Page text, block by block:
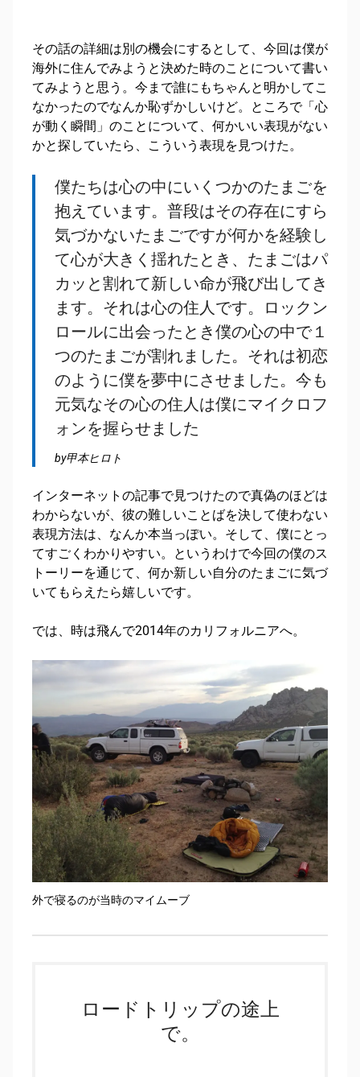
その話の詳細は別の機会にするとして、今回は僕が
海外に住んでみようと決めた時のことについて書い
てみようと思う。今まで誰にもちゃんと明かしてこ
なかったのでなんか恥ずかしいけど。ところで「心
が動く瞬間」のことについて、何かいい表現がない
かと探していたら、こういう表現を見つけた。
僕たちは心の中にいくつかのたまごを
抱えています。普段はその存在にすら
気づかないたまごですが何かを経験し
て心が大きく揺れたとき、たまごはパ
カッと割れて新しい命が飛び出してき
ます。それは心の住人です。ロックン
ロールに出会ったとき僕の心の中で１
つのたまごが割れました。それは初恋
のように僕を夢中にさせました。今も
元気なその心の住人は僕にマイクロフ
ォンを握らせました
by甲本ヒロト
インターネットの記事で見つけたので真偽のほどは
わからないが、彼の難しいことばを決して使わない
表現方法は、なんか本当っぽい。そして、僕にとっ
てすごくわかりやすい。というわけで今回の僕のス
トーリーを通じて、何か新しい自分のたまごに気づ
いてもらえたら嬉しいです。
では、時は飛んで2014年のカリフォルニアへ。
外で寝るのが当時のマイムーブ
ロードトリップの途上
で。